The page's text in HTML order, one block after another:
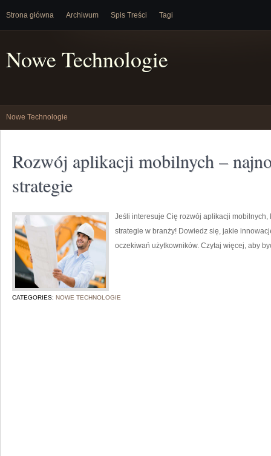
Strona główna Archiwum Spis Treści Tagi
Nowe Technologie
Nowe Technologie
Rozwój aplikacji mobilnych –
strategie
Jeśli interesuje Cię rozwój aplikacji
strategie w branży! Dowiedz się, jakie
oczekiwań użytkowników. Czytaj więcej, aby
CATEGORIES: NOWE TECHNOLOGIE